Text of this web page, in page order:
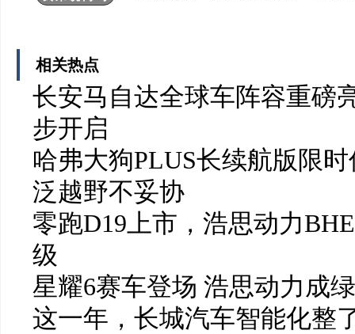
相关热点
长安马自达全球车阵容重磅
步开启
哈弗大狗PLUS长续航版限
泛越野不妥协
零跑D19上市，浩思动力
级
星耀6赛车登场 浩思动力成
这一年，长城汽车智能化整